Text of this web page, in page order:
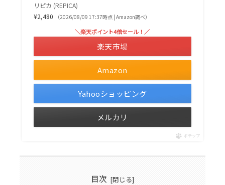
リピカ (REPICA)
¥2,480
（2026/08/09 17:37時点 | Amazon調べ）
Amazon
＼楽天ポイント4倍セール！／
楽天市場
Yahooショッピング
メルカリ
ポチップ
目次